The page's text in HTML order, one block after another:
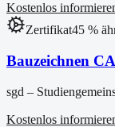
Kostenlos
Zertifikat45 %
Bauzeichnen
sgd –
Kostenlos